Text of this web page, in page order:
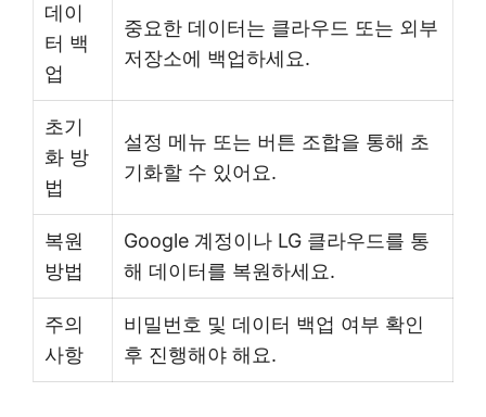
데이
터 백
업
중요한 데이터는 클라우드 또는 외부
저장소에 백업하세요.
초기
화 방
법
설정 메뉴 또는 버튼 조합을 통해 초
기화할 수 있어요.
복원
방법
Google 계정이나 LG 클라우드를 통
해 데이터를 복원하세요.
주의
사항
비밀번호 및 데이터 백업 여부 확인
후 진행해야 해요.